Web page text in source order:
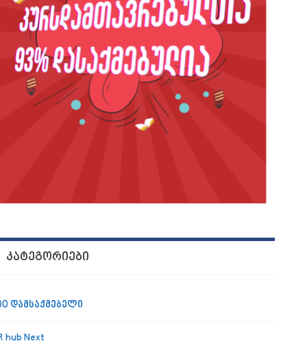
ᲙᲐᲢᲔᲒᲝᲠᲘᲔᲑᲘ
დამსაქმებელი
hub Next